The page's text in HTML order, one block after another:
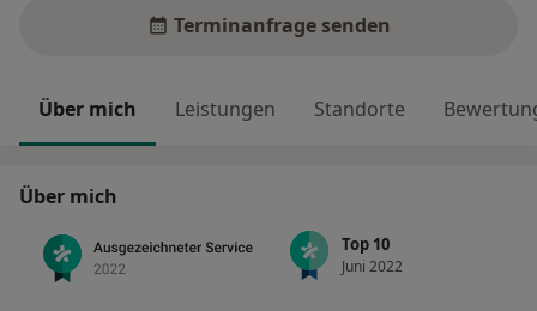
Terminanfrage senden
Über mich Leistungen Standorte
Über mich
Top 10
Juni 2022